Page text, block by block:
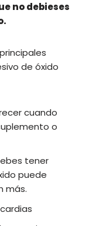
no debieses
de óxido
cuando
o
tener
puede
más.